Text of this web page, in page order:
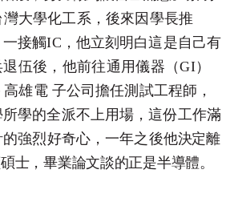
大學化工系，後來因學長推
接觸IC ，他立刻明白這是自己有
退伍後，他前往通用儀器 （GI）
高雄電 子公司擔任測試工程師，
學的全派不上 用場，這份工作滿
的強烈好奇心，一年之後他決定離
士，畢業論文談的正是半導體。